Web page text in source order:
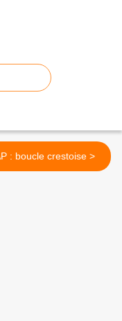
CAP : boucle crestoise >